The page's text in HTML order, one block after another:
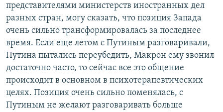
представителями министерств иностранных дел
разных стран, могу сказать, что позиция Запада
очень сильно трансформировалась за последнее
время. Если еще летом с Путиным разговаривали,
Путина пытались переубедить, Макрон ему звонил
достаточно часто, то сейчас все это общение
происходит в основном в психотерапевтических
целях. Позиция очень сильно поменялась, с
Путиным не желают разговаривать больше